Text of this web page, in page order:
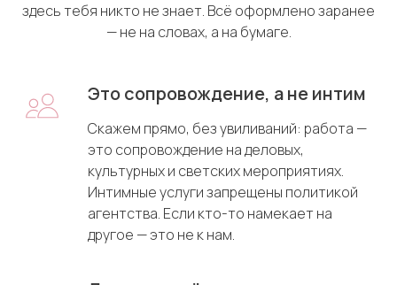
здесь тебя никто не знает. Всё оформлено заранее
— не на словах, а на бумаге.
Это сопровождение, а не интим
Скажем прямо, без увиливаний: работа —
это сопровождение на деловых,
культурных и светских мероприятиях.
Интимные услуги запрещены политикой
агентства. Если кто-то намекает на
другое — это не к нам.